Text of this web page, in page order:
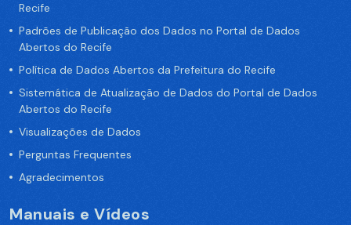
Recife
Padrões de Publicação dos Dados no Portal de Dados
Abertos do Recife
Política de Dados Abertos da Prefeitura do Recife
Sistemática de Atualização de Dados do Portal de Dados
Abertos do Recife
Visualizações de Dados
Perguntas Frequentes
Agradecimentos
Manuais e Vídeos